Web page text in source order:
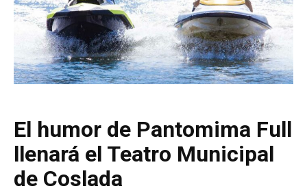
El humor de Pantomima Full
llenará el Teatro Municipal
de Coslada